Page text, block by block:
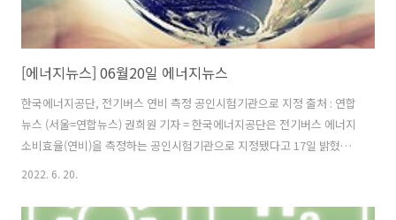
[에너지뉴스] 06월20일 에너지뉴스
한국에너지공단, 전기버스 연비 측정 공인시험기관으로 지정 출처 : 연합
뉴스 (서울=연합뉴스) 권희원 기자 = 한국에너지공단은 전기버스 에너지
소비효율(연비)을 측정하는 공인시험기관으로 지정됐다고 17일 밝혔다.
한 전기버스 연비 측정 방법을 개발한 바 있다. 이전까지는 전기버스 연
2022. 6. 20.